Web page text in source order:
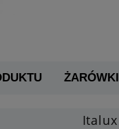
ŻARÓWKI
Italux